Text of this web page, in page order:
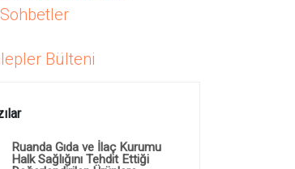
Bülteni
Ruanda Gıda ve İlaç Kurumu
Halk Sağlığını Tehdit Ettiği